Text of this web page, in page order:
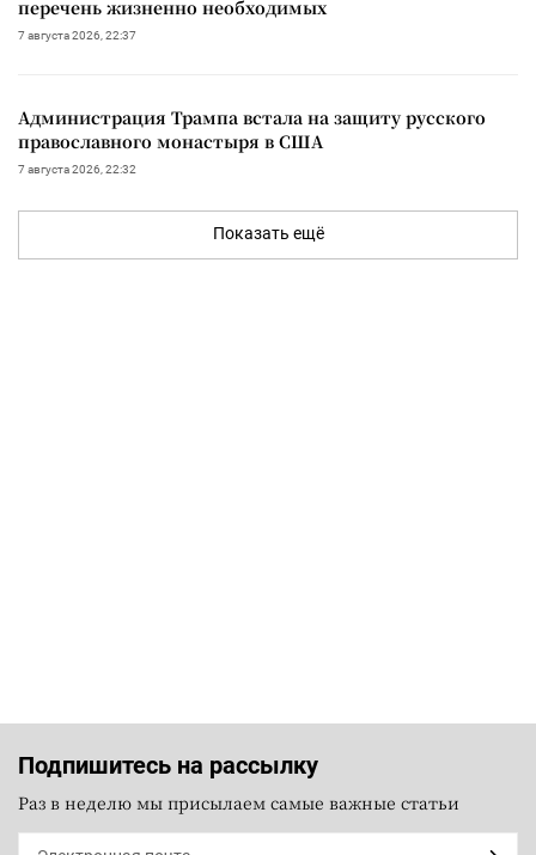
перечень жизненно необходимых
7 августа 2026, 22:37
Администрация Трампа встала на защиту русского
православного монастыря в США
7 августа 2026, 22:32
Показать ещё
Подпишитесь на рассылку
Раз в неделю мы присылаем самые важные статьи